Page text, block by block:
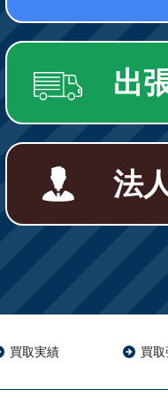
出
法
買取実績 買